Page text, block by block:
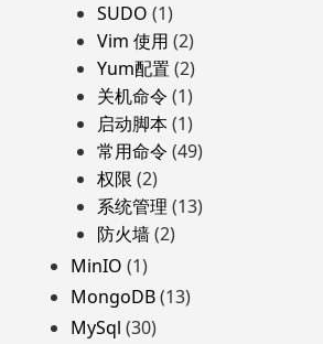
SUDO (1)
Vim 使用 (2)
Yum配置(2)
关机命令 (1)
启动脚本(1)
常用命令 (49)
权限(2)
系统管理(13)
防火墙(2)
MinIO (1)
MongoDB(13)
MySql (30)